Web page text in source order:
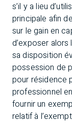
s’il y a lieu
principale afin
sur le gain en
d’exposer alors
sa disposition
possession de
pour résidence
professionnel
fournir un
relatif à